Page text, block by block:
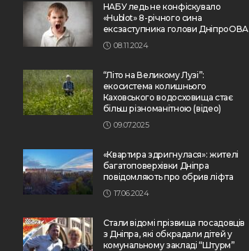
НАБУ ледь не конфіскувало
«Hublot» 8-річного сина
ексзаступника голови ДніпроОВА
08.11.2024
“Літо на Великому Лузі”:
екосистема колишнього
Каховського водосховища стає
більш різноманітною (відео)
09.07.2025
«Квартира здригнулася»: жителі
багатоповерхівки Дніпра
повідомляють про обрив ліфта
17.06.2024
Стали відомі прізвища посадовців
з Дніпра, які обкрадали дітей у
комунальному закладі “Штурм”